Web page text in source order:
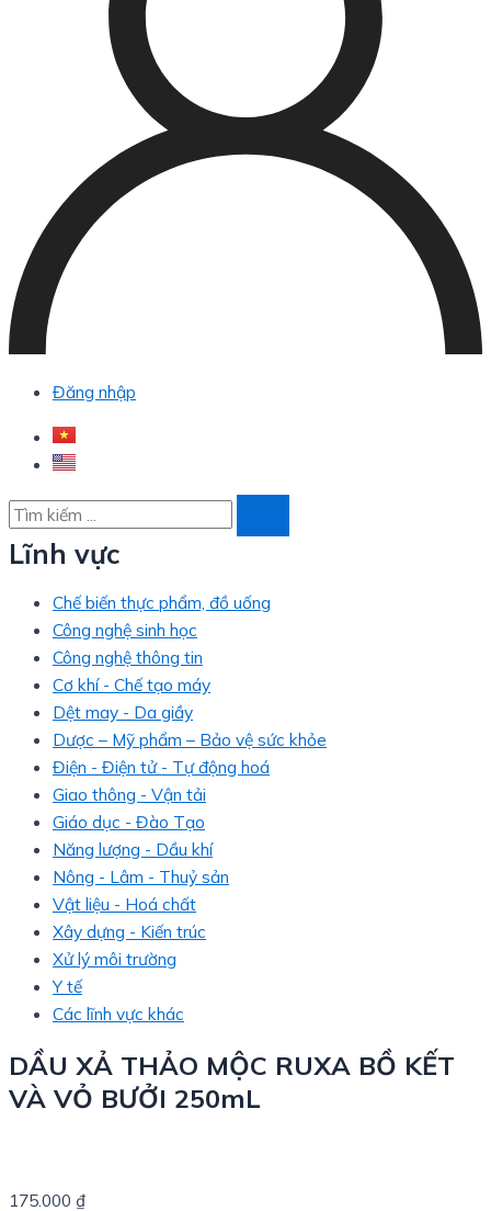
Đăng nhập
Lĩnh vực
Chế biến thực phẩm, đồ uống
Công nghệ sinh học
Công nghệ thông tin
Cơ khí - Chế tạo máy
Dệt may - Da giầy
Dược – Mỹ phẩm – Bảo vệ sức khỏe
Điện - Điện tử - Tự động hoá
Giao thông - Vận tải
Giáo dục - Đào Tạo
Năng lượng - Dầu khí
Nông - Lâm - Thuỷ sản
Vật liệu - Hoá chất
Xây dựng - Kiến trúc
Xử lý môi trường
Y tế
Các lĩnh vực khác
DẦU XẢ THẢO MỘC RUXA BỒ KẾT
VÀ VỎ BƯỞI 250mL
175.000 ₫